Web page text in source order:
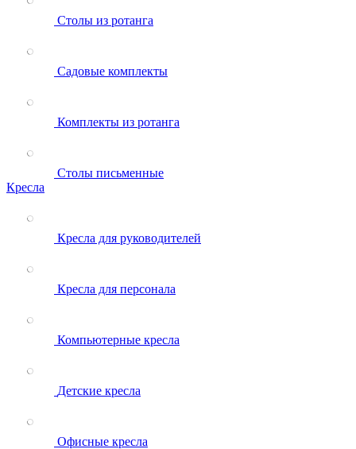
Столы из ротанга
Садовые комплекты
Комплекты из ротанга
Столы письменные
Кресла
Кресла для руководителей
Кресла для персонала
Компьютерные кресла
Детские кресла
Офисные кресла